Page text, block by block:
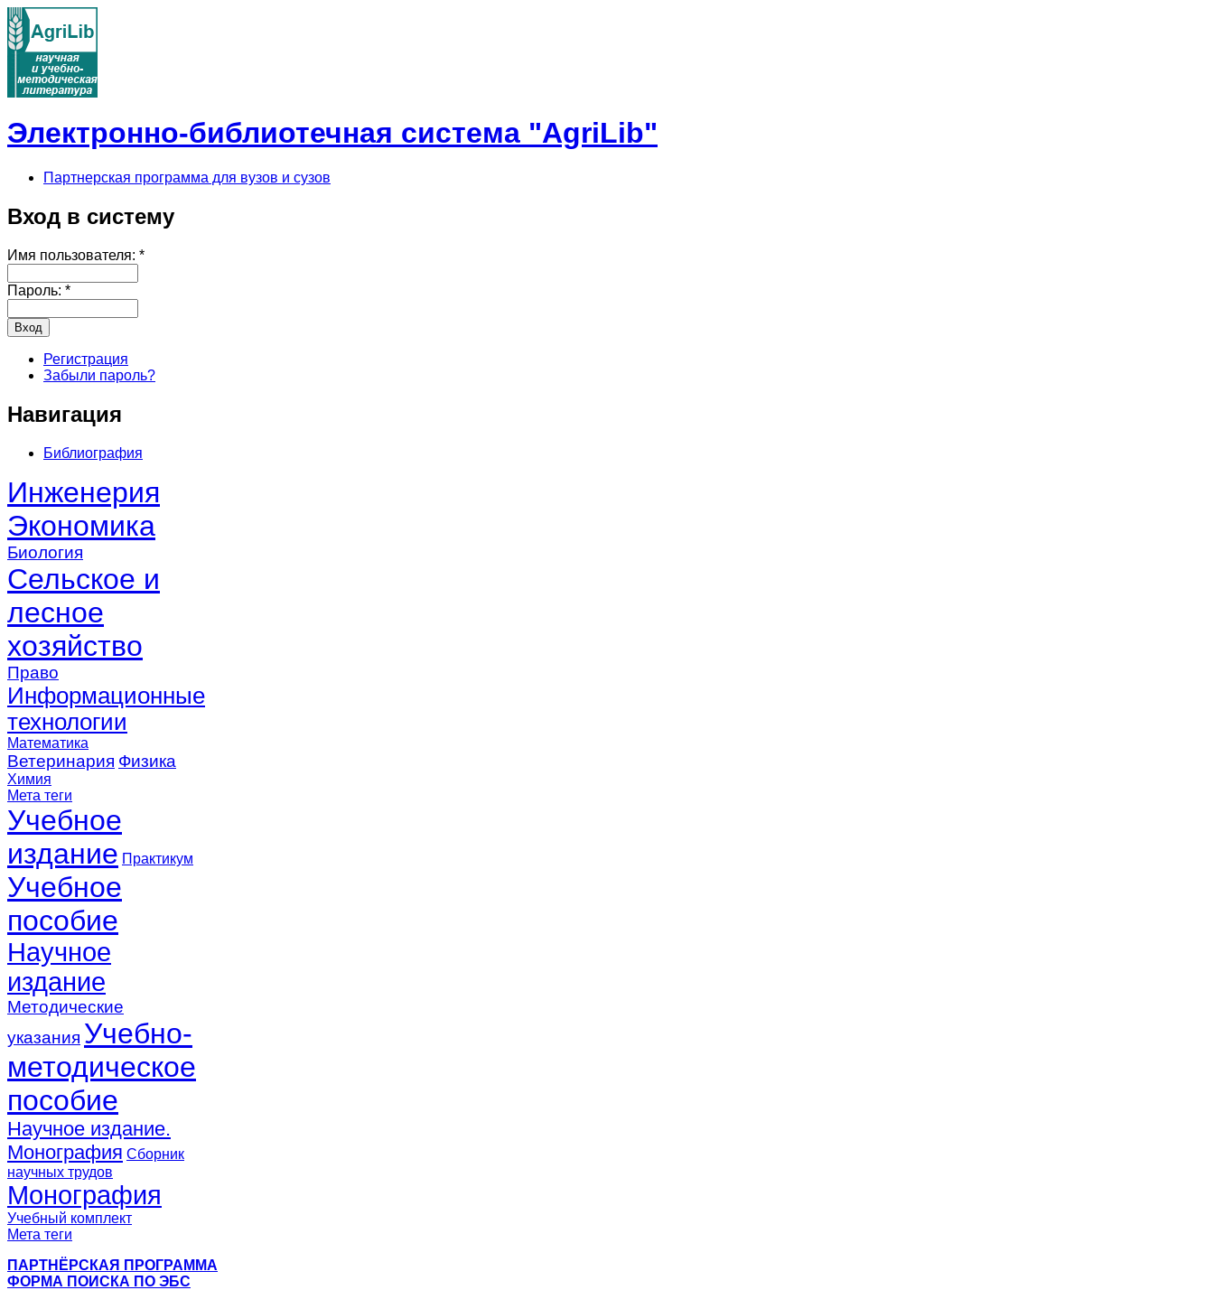
Электронно-библиотечная система "AgriLib"
Партнерская программа для вузов и сузов
Вход в систему
Имя пользователя: *
Пароль: *
Регистрация
Забыли пароль?
Навигация
Библиография
Инженерия
Экономика
Биология
Сельское и
лесное
хозяйство
Право
Информационные
технологии
Математика
Ветеринария Физика
Химия
Мета теги
Учебное
издание Практикум
Учебное
пособие
Научное
издание
Методические
указания Учебно-
методическое
пособие
Научное издание.
Монография Сборник
научных трудов
Монография
Учебный комплект
Мета теги
ПАРТНЁРСКАЯ ПРОГРАММА
ФОРМА ПОИСКА ПО ЭБС